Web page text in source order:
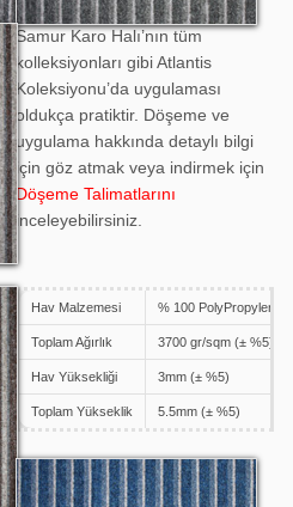
Samur Karo Halı’nın tüm
kolleksiyonları gibi Atlantis
Koleksiyonu’da uygulaması
oldukça pratiktir. Döşeme ve
uygulama hakkında detaylı bilgi
için göz atmak veya indirmek için
Döşeme Talimatlarını
inceleyebilirsiniz.
Hav Malzemesi % 100 PolyPropylene
Toplam Ağırlık 3700 gr/sqm (± %5)
Hav Yüksekliği 3mm (± %5)
Toplam Yükseklik 5.5mm (± %5)
Atlantis 1805